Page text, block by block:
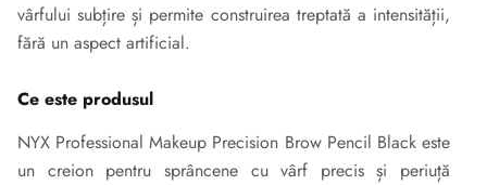
vârfului subțire și permite construirea treptată a intensității,
fără un aspect artificial.
Ce este produsul
NYX Professional Makeup Precision Brow Pencil Black este
un creion pentru sprâncene cu vârf precis și periuță